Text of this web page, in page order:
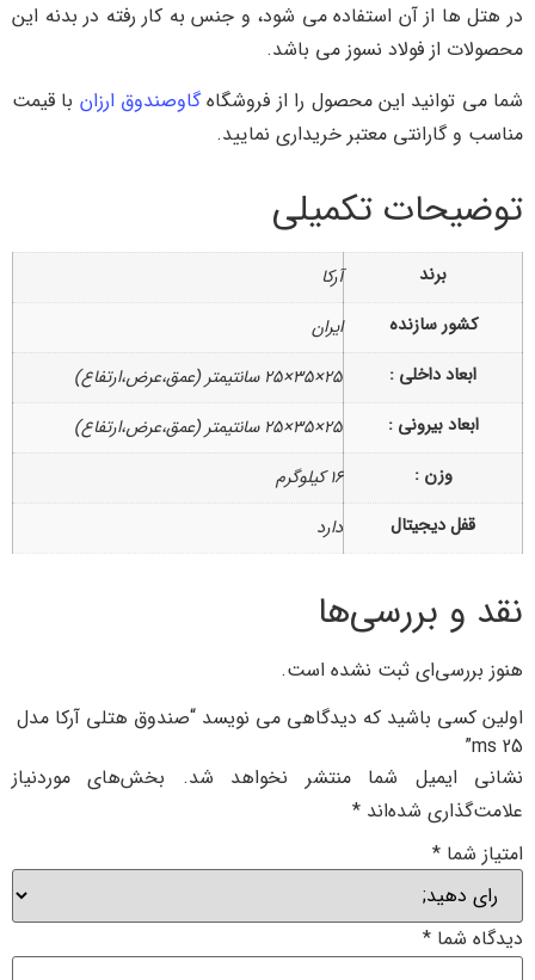
در هتل ها از آن استفاده می شود، و جنس به کار رفته در بدنه این
محصولات از فولاد نسوز می باشد.
شما می توانید این محصول را از فروشگاهگاوصندوق ارزان با قیمت
مناسب و گارانتی معتبر خریداری نمایید.
توضیحات تکمیلی
برند
آرکا
کشور سازنده
ایران
ابعاد داخلی :
25×35×25 سانتیمتر (عمق،عرض،ارتفاع)
ابعاد بیرونی :
25×35×25 سانتیمتر (عمق،عرض،ارتفاع)
وزن :
16 کیلوگرم
قفل دیجیتال
دارد
نقد و بررسی‌ها
هنوز بررسی‌ای ثبت نشده است.
اولین کسی باشید که دیدگاهی می نویسد “صندوق هتلی آرکا مدل
ms 25”
نشانی ایمیل شما منتشر نخواهد شد.
بخش‌های موردنیاز
علامت‌گذاری شده‌اند *
امتیاز شما *
دیدگاه شما *